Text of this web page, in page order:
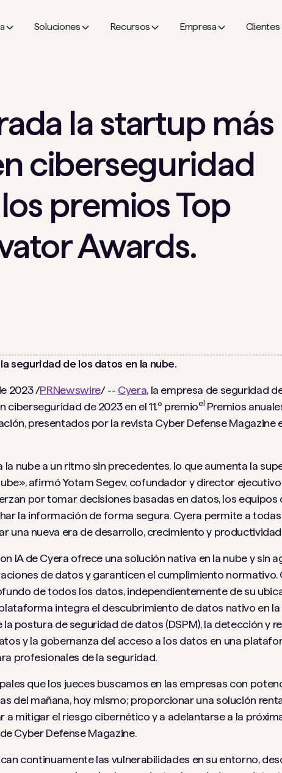
Soluciones Recursos Empresa Clientes
la startup más
ciberseguridad
premios Top
Awards.
seguridad de los datos en la nube.
2023 /PRNewswire/ -- Cyera, la empresa de seguridad
de 2023 en el 11.º premioel Premios
presentados por la revista Cyber ​​Defense Magazine
nube a un ritmo sin precedentes, lo que aumenta la
afirmó Yotam Segev, cofundador y director ejecutivo
por tomar decisiones basadas en datos, los
la información de forma segura. Cyera permite a
una nueva era de desarrollo, crecimiento y
IA de Cyera ofrece una solución nativa en la nube y sin
de datos y garanticen el cumplimiento normativo.
de todos los datos, independientemente de su
integra el descubrimiento de datos nativo en la
postura de seguridad de datos (DSPM), la detección y
y la gobernanza del acceso a los datos en una
profesionales de la seguridad.
que los jueces buscamos en las empresas con
del mañana, hoy mismo; proporcionar una solución
mitigar el riesgo cibernético y a adelantarse a la
Cyber ​​Defense Magazine.
continuamente las vulnerabilidades en su entorno,